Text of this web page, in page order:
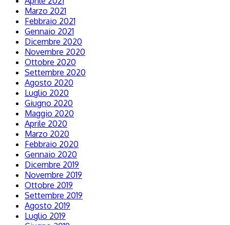
Marzo 2021
Febbraio 2021
Gennaio 2021
Dicembre 2020
Novembre 2020
Ottobre 2020
Settembre 2020
Agosto 2020
Luglio 2020
Giugno 2020
Maggio 2020
Aprile 2020
Marzo 2020
Febbraio 2020
Gennaio 2020
Dicembre 2019
Novembre 2019
Ottobre 2019
Settembre 2019
Agosto 2019
Luglio 2019